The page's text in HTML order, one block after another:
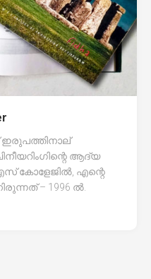
ഇരുപത്തിനാല്
ആദ്യ
കോളേജിൽ, എന്റെ
– 1996 ൽ.